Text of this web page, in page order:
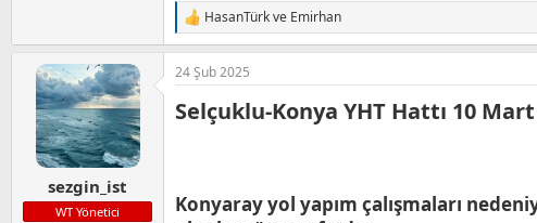
T
e
p
k
l
HasanTürkve Emirhan
sezgin_ist
WT Yönetici
24 Şub 2025
Selçuklu-Konya YHT Hattı 10
Konyaray yol yapım çalışmaları